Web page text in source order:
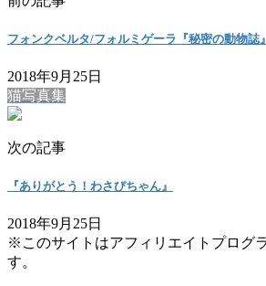
フォンクベルタ/フォルミゲーラ『秘密の動物誌』
2018年9月25日
猫写真集
次の記事
『ありがとう！わさびちゃん』
2018年9月25日
※このサイトはアフィリエイトプログ
す。